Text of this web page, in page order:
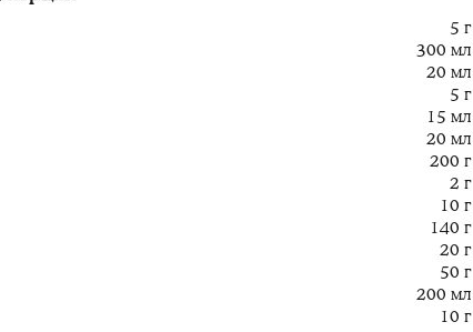
5 г
300 мл
20 мл
5 г
15 мл
20 мл
200 г
2 г
10 г
140 г
20 г
50 г
200 мл
10 г